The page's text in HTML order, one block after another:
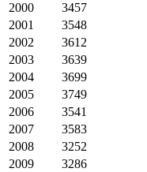
2000
3457
2001
3548
2002
3612
2003
3639
2004
3699
2005
3749
2006
3541
2007
3583
2008
3252
2009
3286